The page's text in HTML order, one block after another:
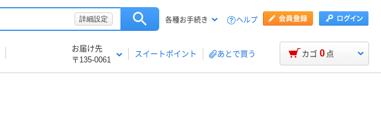
詳細設定 各種お手続き ヘルプ
お届け先
〒135-0061
スイートポイント あとで買う カゴ 0 点